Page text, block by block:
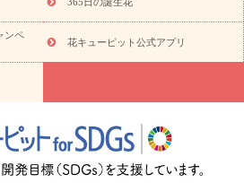
～ お祝い・4000円～
お祝い・
～ お祝い・ 10000円～
お供え・お
のマナー
お祝いを贈るときのマナー・
お祝いコラム一覧
誕生日のお花を「色
婚祝いの予算相場
出産祝いお役立ち情
ンペ
花キューピット公式アプリ